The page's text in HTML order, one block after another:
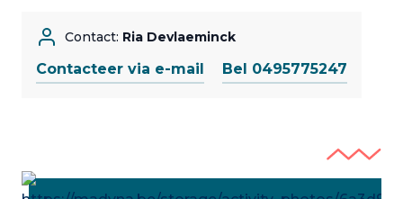
Contact: Ria Devlaeminck
Contacteer via e-mail Bel 0495775247